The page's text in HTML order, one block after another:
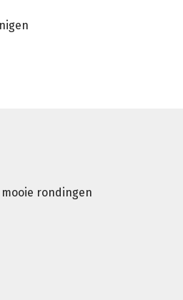
rondingen